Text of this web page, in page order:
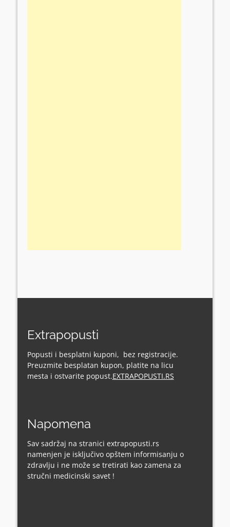
Extrapopusti
Popusti i besplatni kuponi, bez registracije.
Preuzmite besplatan kupon, platite na licu
mesta i ostvarite popust.EXTRAPOPUSTI.RS
Napomena
Sav sadržaj na stranici extrapopusti.rs
namenjen je isključivo opštem informisanju o
zdravlju i ne može se tretirati kao zamena za
stručni medicinski savet !